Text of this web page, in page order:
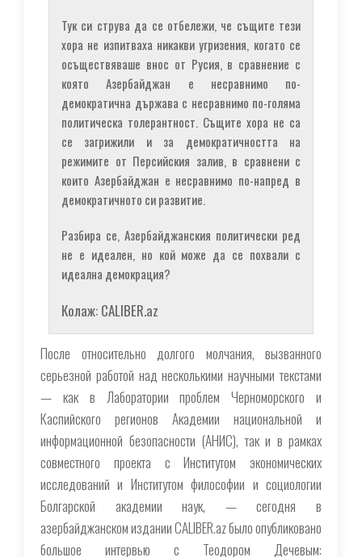
Тук си струва да се отбележи, че същите тези
хора не изпитваха никакви угризения, когато се
осъществяваше внос от Русия, в сравнение с
която Азербайджан е несравнимо по-
демократична държава с несравнимо по-голяма
политическа толерантност. Същите хора не са
се загрижили и за демократичността на
режимите от Персийския залив, в сравнени с
които Азербайджан е несравнимо по-напред в
демократичното си развитие.
Разбира се, Азербайджанския политически ред
не е идеален, но кой може да се похвали с
идеална демокрация?
Колаж: CALIBER.az
После относительно долгого молчания, вызванного
серьезной работой над несколькими научными текстами
— как в Лаборатории проблем Черноморского и
Каспийского регионов Академии национальной и
информационной безопасности (АНИС), так и в рамках
совместного проекта с Институтом экономических
исследований и Институтом философии и социологии
Болгарской академии наук, — сегодня в
азербайджанском издании CALIBER.az было опубликовано
большое интервью с Теодором Дечевым: